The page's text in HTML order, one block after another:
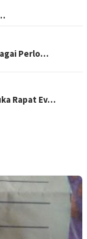
Perlo…
Rapat Ev…